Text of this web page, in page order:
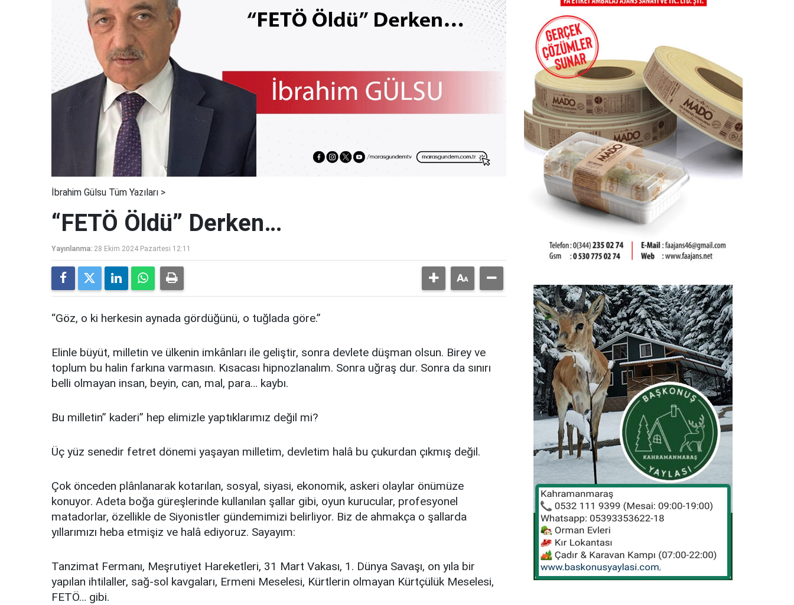
İbrahim Gülsu Tüm Yazıları >
“FETÖ Öldü” Derken…
Yayınlanma: 28 Ekim 2024 Pazartesi 12:11
“Göz, o ki herkesin aynada gördüğünü, o tuğlada göre.”
Elinle büyüt, milletin ve ülkenin imkânları ile geliştir, sonra devlete düşman olsun. Birey ve
toplum bu halin farkına varmasın. Kısacası hipnozlanalım. Sonra uğraş dur. Sonra da sınırı
belli olmayan insan, beyin, can, mal, para… kaybı.
Bu milletin’’ kaderi’’ hep elimizle yaptıklarımız değil mi?
Üç yüz senedir fetret dönemi yaşayan milletim, devletim halâ bu çukurdan çıkmış değil.
Çok önceden plânlanarak kotarılan, sosyal, siyasi, ekonomik, askeri olaylar önümüze
konuyor. Adeta boğa güreşlerinde kullanılan şallar gibi, oyun kurucular, profesyonel
matadorlar, özellikle de Siyonistler gündemimizi belirliyor. Biz de ahmakça o şallarda
yıllarımızı heba etmişiz ve halâ ediyoruz. Sayayım:
Tanzimat Fermanı, Meşrutiyet Hareketleri, 31 Mart Vakası, 1. Dünya Savaşı, on yıla bir
yapılan ihtilaller, sağ-sol kavgaları, Ermeni Meselesi, Kürtlerin olmayan Kürtçülük Meselesi,
FETÖ… gibi.